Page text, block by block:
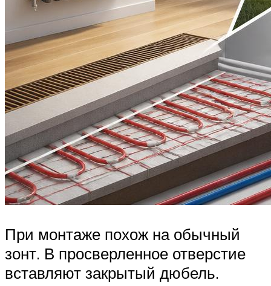
При монтаже похож на обычный
зонт. В просверленное отверстие
вставляют закрытый дюбель.